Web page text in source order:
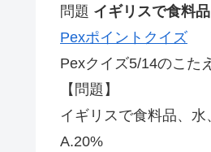
問題 イギリスで食料
Pexポイントクイズ
Pexクイズ5/14のこた
【問題】
イギリスで食料品、
A.20%